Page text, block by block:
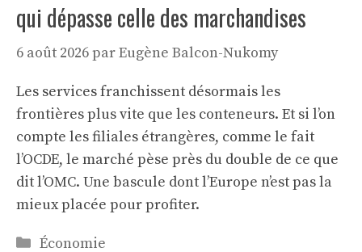
qui dépasse celle des marchandises
6 août 2026parEugène Balcon-Nukomy
Les services franchissent désormais les
frontières plus vite que les conteneurs. Et si l’on
compte les filiales étrangères, comme le fait
l’OCDE, le marché pèse près du double de ce que
dit l’OMC. Une bascule dont l’Europe n’est pas la
mieux placée pour profiter.
Catégories
Économie